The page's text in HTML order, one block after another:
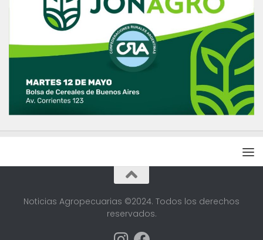
Noticias Agropecuarias ©2024. Todos los derechos
reservados.